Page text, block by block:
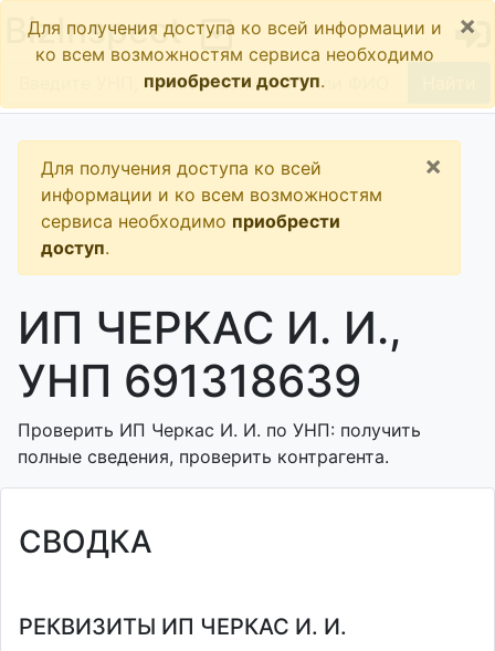
BizInspect
Для получения доступа ко всей информации и
ко всем возможностям сервиса необходимо
приобрести доступ.
×
Для получения доступа ко всей
информации и ко всем возможностям
сервиса необходимо приобрести
доступ.
×
ИП ЧЕРКАС И. И.,
УНП 691318639
Проверить ИП Черкас И. И. по УНП: получить
полные сведения, проверить контрагента.
СВОДКА
РЕКВИЗИТЫ ИП ЧЕРКАС И. И.